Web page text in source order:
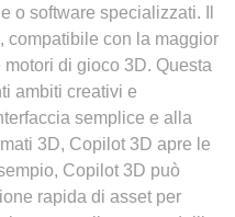
o software specializzati. Il
, compatibile con la maggior
di gioco 3D. Questa
ambiti creativi e
semplice e alla
3D, Copilot 3D apre le
Copilot 3D può
rapida di asset per